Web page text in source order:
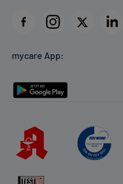
Datenschutz
Rückgabe/Widerruf
mycare App: